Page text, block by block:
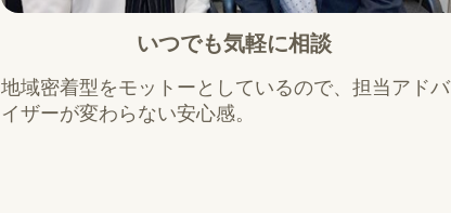
いつでも気軽に相談
地域密着型をモットーとしているので、担当アドバ
イザーが変わらない安心感。